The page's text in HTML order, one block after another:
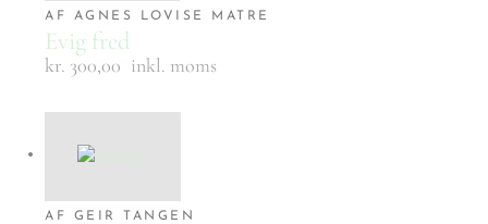
AF AGNES LOVISE MATRE
Evig fred
kr. 300,00 inkl. moms
AF GEIR TANGEN